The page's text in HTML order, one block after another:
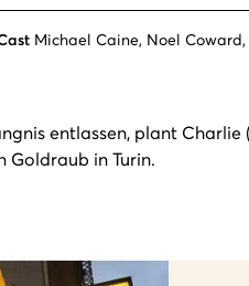
Michael Caine, Noel
entlassen, plant
Goldraub in Turin.